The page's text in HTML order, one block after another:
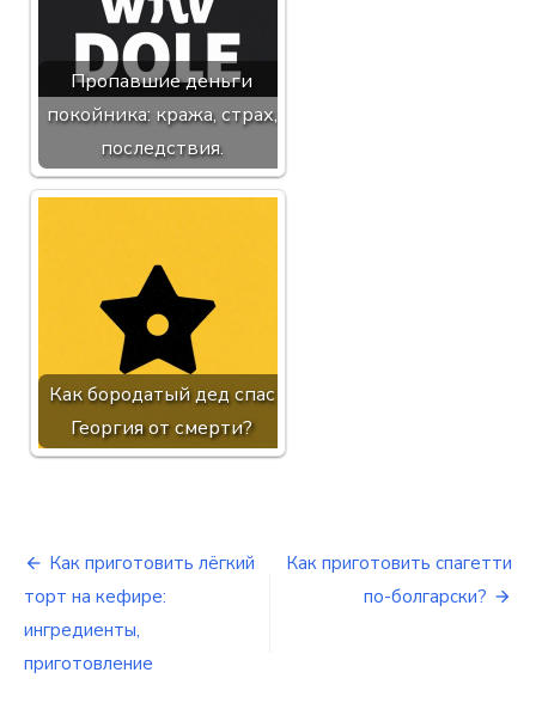
Пропавшие деньги
покойника: кража, страх,
последствия.
Как бородатый дед спас
Георгия от смерти?
Навигация
по
записям
Как приготовить лёгкий
торт на кефире:
ингредиенты,
приготовление
Как приготовить спагетти
по-болгарски?